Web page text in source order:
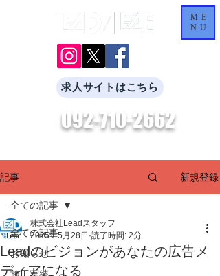
092-710-2662
ME
NU
求人サイトはこちら
記事 新規登録
全ての記事
お知らせ
全ての記事
Leadのビジョンがあなたの広告メ
ディアになる
株式会社Leadスタッフ
2025年5月28日 読了時間: 2分